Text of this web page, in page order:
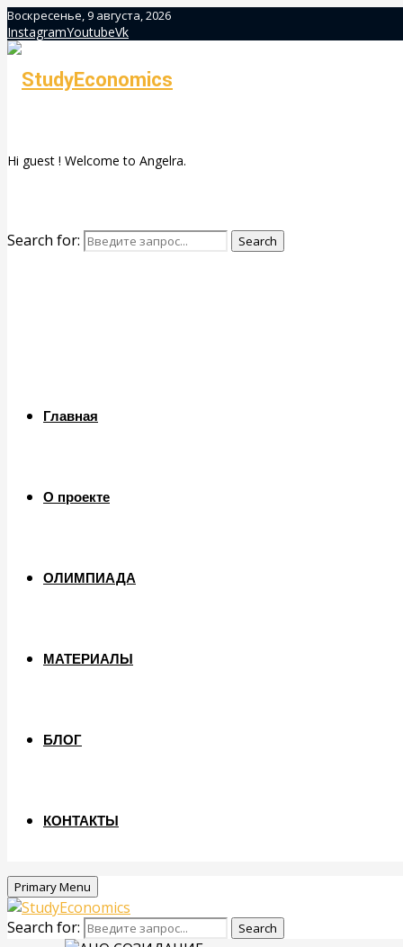
Воскресенье, 9 августа, 2026
InstagramYoutubeVk
Hi guest ! Welcome to Angelra.
Search for: Search
Главная
О проекте
ОЛИМПИАДА
МАТЕРИАЛЫ
БЛОГ
КОНТАКТЫ
Primary Menu
Search for: Search